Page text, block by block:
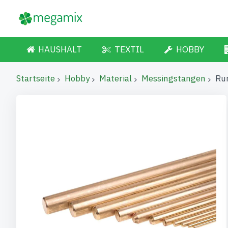
HAUSHALT TEXTIL HOBBY
Startseite Hobby Material Messingstangen